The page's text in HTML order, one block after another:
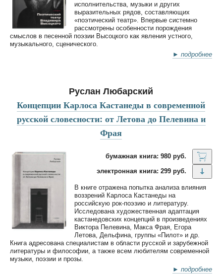
исполнительства, музыки и других
выразительных рядов, составляющих
«поэтический театр». Впервые системно
рассмотрены особенности порождения
смыслов в песенной поэзии Высоцкого как явления устного,
музыкального, сценического.
► подробнее
Руслан Любарский
Концепции Карлоса Кастанеды в современной
русской словесности: от Летова до Пелевина и
Фрая
бумажная книга: 980 руб.
электронная книга: 299 руб.
В книге отражена попытка анализа влияния
воззрений Карлоса Кастанеды на
российскую рок-поэзию и литературу.
Исследована художественная адаптация
кастанедовских концепций в произведениях
Виктора Пелевина, Макса Фрая, Егора
Летова, Дельфина, группы «Пилот» и др.
Книга адресована специалистам в области русской и зарубежной
литературы и философии, а также всем любителям современной
музыки, поэзии и прозы.
► подробнее